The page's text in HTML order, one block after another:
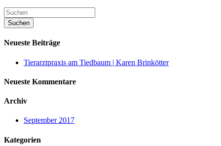
Neueste Beiträge
Tierarztpraxis am Tiedbaum | Karen Brinkötter
Neueste Kommentare
Archiv
September 2017
Kategorien